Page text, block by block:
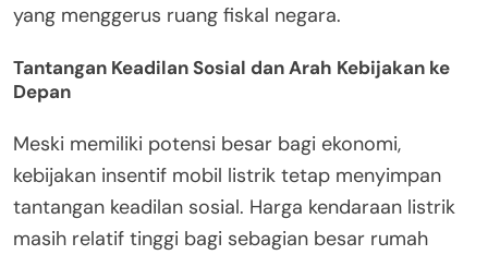
yang menggerus ruang fiskal negara.
Tantangan Keadilan Sosial dan Arah Kebijakan ke
Depan
Meski memiliki potensi besar bagi ekonomi,
kebijakan insentif mobil listrik tetap menyimpan
tantangan keadilan sosial. Harga kendaraan listrik
masih relatif tinggi bagi sebagian besar rumah